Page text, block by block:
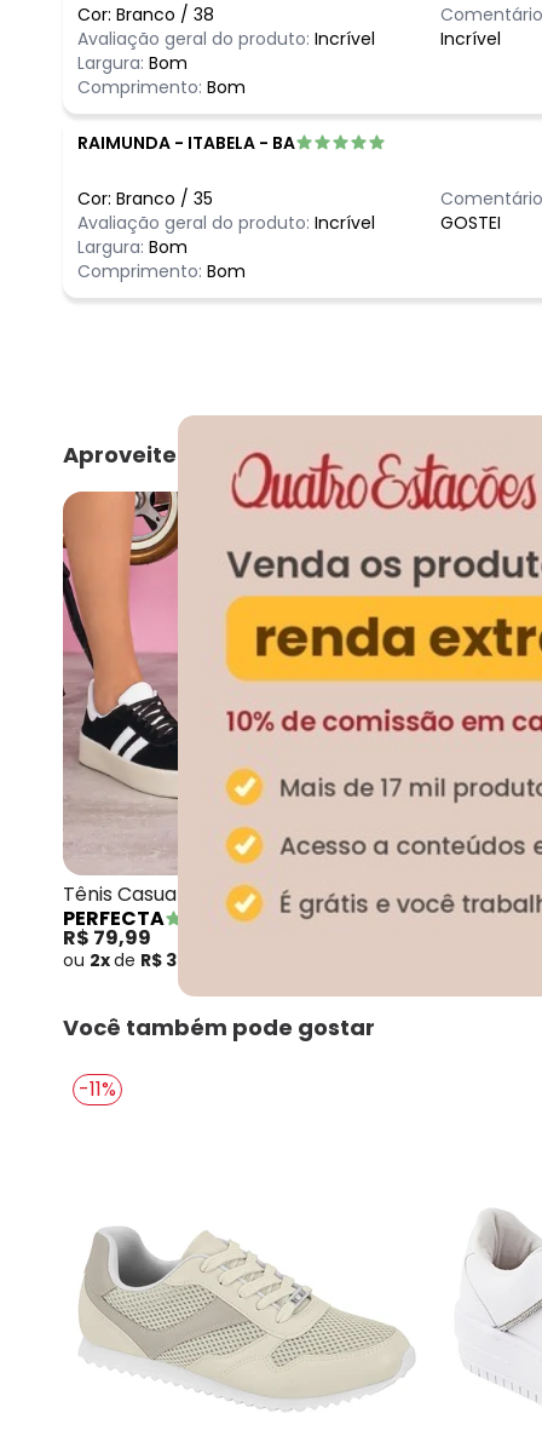
Cor: Branco / 38
Avaliação geral do produto: Incrível
Largura: Bom
Comprimento: Bom
Incrível
RAIMUNDA - ITABELA - BA
Cor: Branco / 35
Avaliação geral do produto: Incrível
Largura: Bom
Comprimento: Bom
GOSTEI
Aproveite e compre junto
Perfecta - Tênis Casual
Tênis Casual Preto em
Camurça Sintética
PERFECTA
R$ 79,99
ou 2xde R$ 39,99
-30%
Conjunto Preto
MARGUERITE
Você também pode gostar
-11%